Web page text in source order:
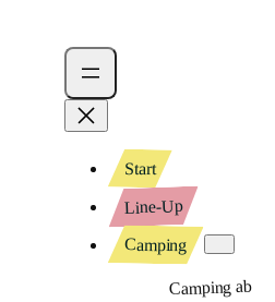
Start
Line-Up
Camping
Camping ab